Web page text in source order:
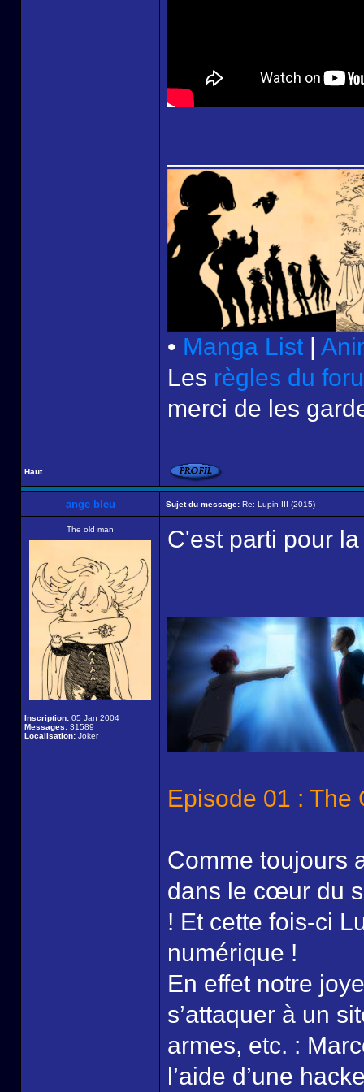
• Manga List |
Les règles du
merci de les
Haut
ange bleu Sujet du message: Re: Lupin III (2015)
The old man
Inscription: 05 Jan 2004
Messages: 31589
Localisation: Joker
C'est parti pour
Episode 01 : The
Comme toujours
dans le cœur du
! Et cette fois-ci
numérique !
En effet notre
s’attaquer à un
armes, etc. :
l’aide d’une